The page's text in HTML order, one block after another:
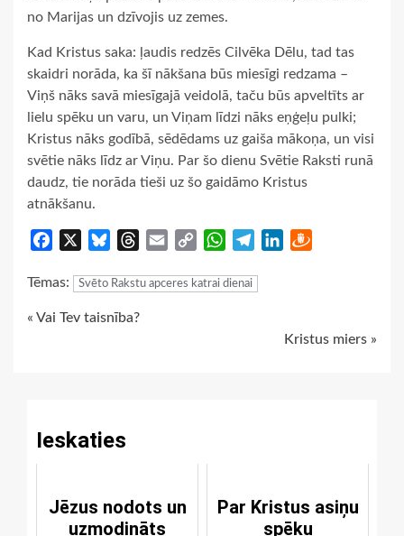
no Marijas un dzīvojis uz zemes.
Kad Kristus saka: ļaudis redzēs Cilvēka Dēlu, tad tas
skaidri norāda, ka šī nākšana būs miesīgi redzama –
Viņš nāks savā miesīgajā veidolā, taču būs apveltīts ar
lielu spēku un varu, un Viņam līdzi nāks eņģeļu pulki;
Kristus nāks godībā, sēdēdams uz gaiša mākoņa, un visi
svētie nāks līdz ar Viņu. Par šo dienu Svētie Raksti runā
daudz, tie norāda tieši uz šo gaidāmo Kristus
atnākšanu.
Facebook BlueskyThreads
Email
Copy
WhatsApp
TelegramLinkedIn
Tēmas: Svēto Rakstu apceres katrai dienai
Continue
« Vai Tev taisnība?
Kristus miers »
Ieskaties
Jēzus nodots un
uzmodināts
Par Kristus asiņu
spēku